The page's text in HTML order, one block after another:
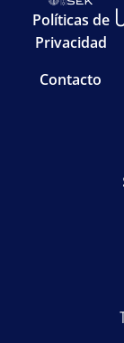
Políticas de
Privacidad
Contacto